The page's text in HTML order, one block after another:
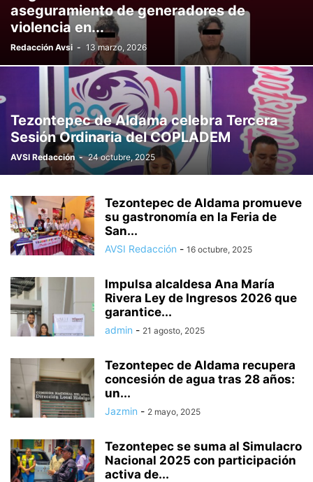
POLÍTICA PUBLICIDAD QUIÉNES SOMOS REGIONAL
SECTOR LABORAL SEGURIDAD
TENDENCIAS TEPEJI TEPETITLÁN TEZONTEPEC DE ALDAMA
TIZAYUCA TLAXCOAPAN TULA TURISMO VE TU VOZ
VIDA SALUDABLE VOTO LIBRE
aseguramiento de generadores de
violencia en...
Redacción Avsi - 13 marzo, 2026
Tezontepec de Aldama celebra Tercera
Sesión Ordinaria del COPLADEM
AVSI Redacción - 24 octubre, 2025
Tezontepec de Aldama promueve
su gastronomía en la Feria de
San...
AVSI Redacción - 16 octubre, 2025
Impulsa alcaldesa Ana María
Rivera Ley de Ingresos 2026 que
garantice...
admin - 21 agosto, 2025
Tezontepec de Aldama recupera
concesión de agua tras 28 años:
un...
Jazmin - 2 mayo, 2025
Tezontepec se suma al Simulacro
Nacional 2025 con participación
activa de...